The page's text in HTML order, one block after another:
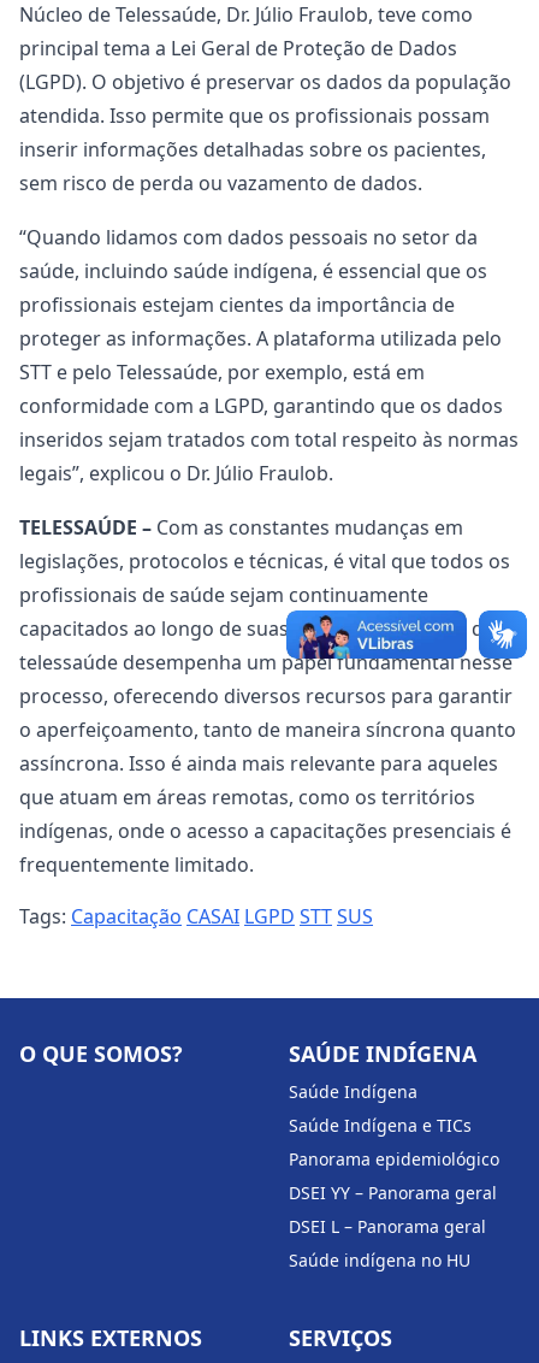
Núcleo de Telessaúde, Dr. Júlio Fraulob, teve como
principal tema a Lei Geral de Proteção de Dados
(LGPD). O objetivo é preservar os dados da população
atendida. Isso permite que os profissionais possam
inserir informações detalhadas sobre os pacientes,
sem risco de perda ou vazamento de dados.
“Quando lidamos com dados pessoais no setor da
saúde, incluindo saúde indígena, é essencial que os
profissionais estejam cientes da importância de
proteger as informações. A plataforma utilizada pelo
STT e pelo Telessaúde, por exemplo, está em
conformidade com a LGPD, garantindo que os dados
inseridos sejam tratados com total respeito às normas
legais”, explicou o Dr. Júlio Fraulob.
TELESSAÚDE – Com as constantes mudanças em
legislações, protocolos e técnicas, é vital que todos os
profissionais de saúde sejam continuamente
capacitados ao longo de suas carreiras. O núcleo de
telessaúde desempenha um papel fundamental nesse
processo, oferecendo diversos recursos para garantir
o aperfeiçoamento, tanto de maneira síncrona quanto
assíncrona. Isso é ainda mais relevante para aqueles
que atuam em áreas remotas, como os territórios
indígenas, onde o acesso a capacitações presenciais é
frequentemente limitado.
Tags: Capacitação CASAI LGPD STTSUS
O QUE SOMOS? SAÚDE INDÍGENA
Saúde Indígena
Saúde Indígena e TICs
Panorama epidemiológico
DSEI YY – Panorama geral
DSEI L – Panorama geral
Saúde indígena no HU
LINKS EXTERNOS SERVIÇOS